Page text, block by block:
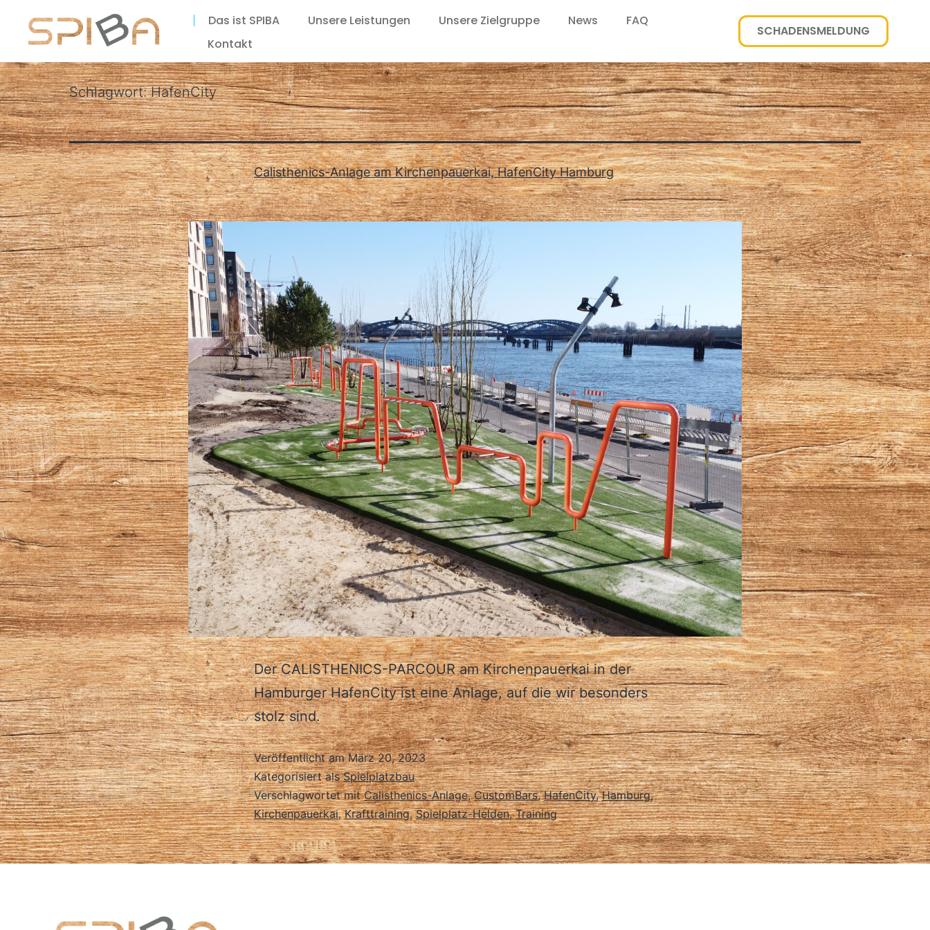
Das ist SPIBA Unsere Leistungen Unsere Zielgruppe News
FAQ
Kontakt
SCHADENSMELDUNG
Schlagwort:HafenCity
Calisthenics-Anlage am Kirchenpauerkai, HafenCity Hamburg
Der CALISTHENICS-PARCOUR am Kirchenpauerkai in der
Hamburger HafenCity ist eine Anlage, auf die wir besonders
stolz sind.
Veröffentlicht amMärz 20, 2023
Kategorisiert alsSpielplatzbau
Verschlagwortet mitCalisthenics-Anlage,CustomBars,HafenCity,Hamburg,
Kirchenpauerkai,Krafttraining,Spielplatz-Helden,Training